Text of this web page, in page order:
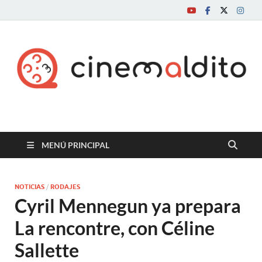
Cine maldito
MENÚ PRINCIPAL
NOTICIAS / RODAJES
Cyril Mennegun ya prepara
La rencontre, con Céline
Sallette